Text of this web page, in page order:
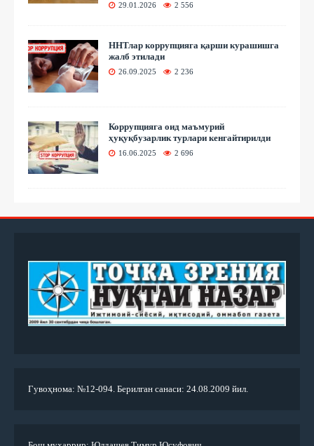
29.01.2026 2 556
ННТлар коррупцияга қарши курашишга
жалб этилади
26.09.2025 2 236
Коррупцияга оид маъмурий
ҳуқуқбузарлик турлари кенгайтирилди
16.06.2025 2 696
Гувоҳнома: №12-094. Берилган санаси: 24.08.2009 йил.